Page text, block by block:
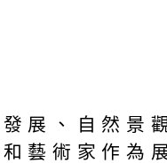
展、自然景
藝術家作為